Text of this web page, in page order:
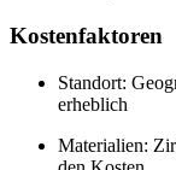
Kostenfaktoren
Standort:
erheblich
Materialien: